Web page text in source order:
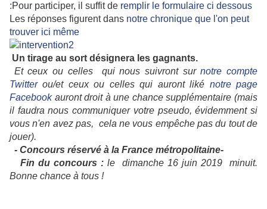
:Pour participer, il suffit de remplir le formulaire ci dessous
Les réponses figurent dans notre chronique que l'on peut
trouver ici même
Un tirage au sort désignera les gagnants.
Et ceux ou celles qui nous suivront surnotre compte
Twitterou/et ceux ou celles qui auront liké notre page
Facebookauront droit à une chance supplémentaire (mais
il faudra nous communiquer votre pseudo, évidemment si
vous n'en avez pas, cela ne vous empêche pas du tout de
jouer).
- Concours réservé à la France métropolitaine-
Fin du concours : le dimanche 16 juin 2019 minuit.
Bonne chance à tous !